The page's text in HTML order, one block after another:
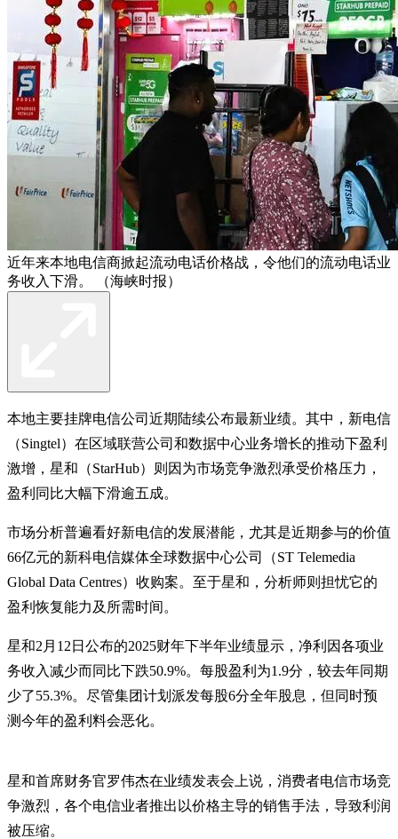
近年来本地电信商掀起流动电话价格战，令他们的流动电话业
务收入下滑。 （海峡时报）
本地主要挂牌电信公司近期陆续公布最新业绩。其中，新电信
（Singtel）在区域联营公司和数据中心业务增长的推动下盈利
激增，星和（StarHub）则因为市场竞争激烈承受价格压力，
盈利同比大幅下滑逾五成。
市场分析普遍看好新电信的发展潜能，尤其是近期参与的价值
66亿元的新科电信媒体全球数据中心公司（ST Telemedia
Global Data Centres）收购案。至于星和，分析师则担忧它的
盈利恢复能力及所需时间。
星和2月12日公布的2025财年下半年业绩显示，净利因各项业
务收入减少而同比下跌50.9%。每股盈利为1.9分，较去年同期
少了55.3%。尽管集团计划派发每股6分全年股息，但同时预
测今年的盈利料会恶化。
星和首席财务官罗伟杰在业绩发表会上说，消费者电信市场竞
争激烈，各个电信业者推出以价格主导的销售手法，导致利润
被压缩。